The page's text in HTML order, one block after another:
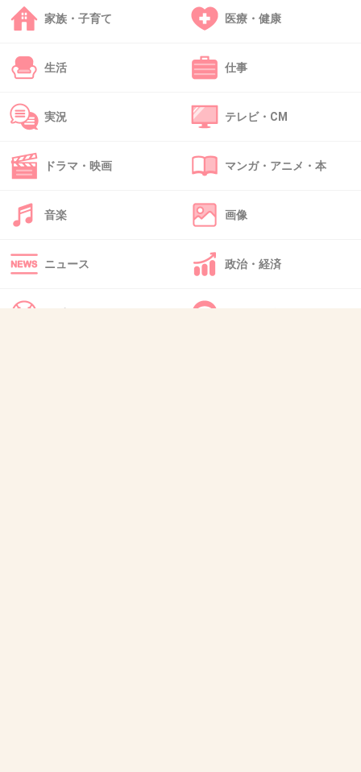
35. 匿名 2026/07/08(水) 00:59:52
韓国アイドルの炎上なんて日常茶飯事だし売れてる証拠じ
+6
36. 匿名
いつもありがとな
#HAPPY_JO_DAY
家族・子育て 医療・健康
生活 仕事
実況 テレビ・CM
ドラマ・映画 マンガ・アニメ・本
音楽 画像
ニュース 政治・経済